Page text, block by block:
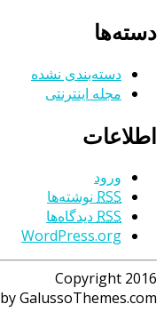
دسته‌ها
دسته‌بندی نشده
مجله اینترنتی
اطلاعات
ورود
RSS نوشته‌ها
RSSدیدگاه‌ها
WordPress.org
Copyright 2016
by GalussoThemes.com